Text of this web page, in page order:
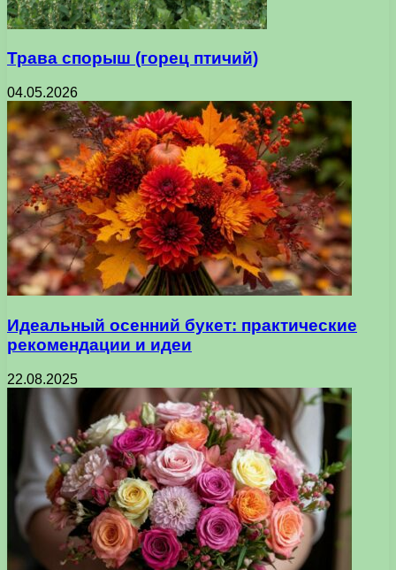
Трава спорыш (горец птичий)
04.05.2026
Идеальный осенний букет: практические
рекомендации и идеи
22.08.2025